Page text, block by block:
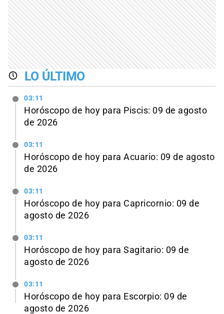
LO ÚLTIMO
03:11
Horóscopo de hoy para Piscis: 09 de agosto
de 2026
03:11
Horóscopo de hoy para Acuario: 09 de agosto
de 2026
03:11
Horóscopo de hoy para Capricornio: 09 de
agosto de 2026
03:11
Horóscopo de hoy para Sagitario: 09 de
agosto de 2026
03:11
Horóscopo de hoy para Escorpio: 09 de
agosto de 2026